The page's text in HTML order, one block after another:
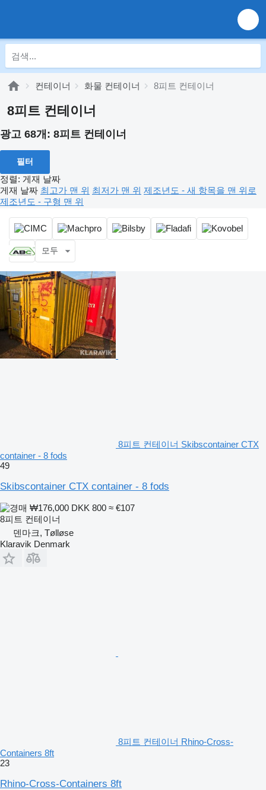
컨테이너 화물 컨테이너 8피트 컨테이너
8피트 컨테이너
광고 68개: 8피트 컨테이너
필터
정렬: 게재 날짜
게재 날짜 최고가 맨 위 최저가 맨 위 제조년도 - 새 항목을 맨 위로
제조년도 - 구형 맨 위
모두
8피트 컨테이너 Skibscontainer CTX
container - 8 fods
49
Skibscontainer CTX container - 8 fods
₩176,000 DKK 800 ≈ €107
8피트 컨테이너
덴마크, Tølløse
Klaravik Denmark
8피트 컨테이너 Rhino-Cross-
Containers 8ft
23
Rhino-Cross-Containers 8ft